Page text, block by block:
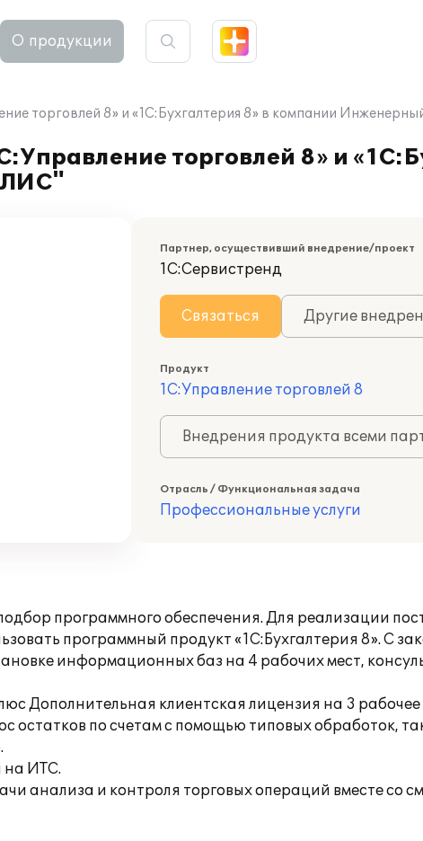
О продукции
торговлей 8» и «1С:Бухгалтерия 8» в компании
торговлей 8» и
Партнер, осуществивший внедрение/проект
1С:Сервистренд
Связаться Другие
Продукт
1С:Управление торговлей 8
Внедрения продукта всеми
Отрасль / Функциональная задача
Профессиональные услуги
программного обеспечения. Для реализации
программный продукт «1С:Бухгалтерия 8». С
информационных баз на 4 рабочих мест,
Дополнительная клиентская лицензия на 3
остатков по счетам с помощью типовых обработок,
на ИТС.
анализа и контроля торговых операций вместе со